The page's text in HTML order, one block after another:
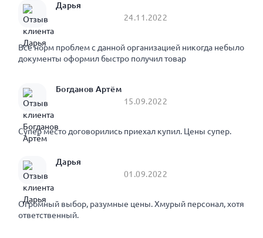
Дарья
24.11.2022
Все норм проблем с данной организацией никогда небыло
документы оформил быстро получил товар
Богданов Артём
15.09.2022
Супер место договорились приехал купил. Цены супер.
Дарья
01.09.2022
Огромный выбор, разумные цены. Хмурый персонал, хотя
ответственный.